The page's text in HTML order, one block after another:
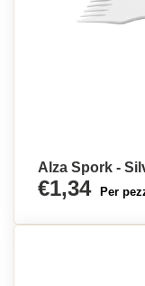
Alza Spork -
€1,34 Per